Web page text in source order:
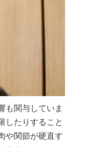
も関与していま
したりすること
や関節が硬直す